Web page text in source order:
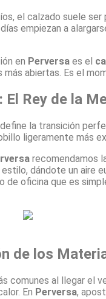
el calzado suele ser
empiezan a
en Perversa es el
abiertas. Es el
El Rey de la
la transición
ligeramente más
recomendamos
dándote un aire
de oficina que es
de los
comunes al llegar el
En Perversa,